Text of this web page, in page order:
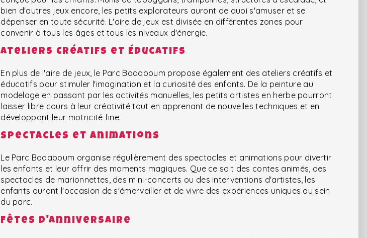
bien d'autres jeux encore, les petits explorateurs auront de quoi s'amuser et se
dépenser en toute sécurité. L'aire de jeux est divisée en différentes zones pour
convenir à tous les âges et tous les niveaux d'énergie.
Ateliers Créatifs et Éducatifs
En plus de l'aire de jeux, le Parc Badaboum propose également des ateliers créatifs et
éducatifs pour stimuler l'imagination et la curiosité des enfants. De la peinture au
modelage en passant par les activités manuelles, les petits artistes en herbe pourront
laisser libre cours à leur créativité tout en apprenant de nouvelles techniques et en
développant leur motricité fine.
Spectacles et Animations
Le Parc Badaboum organise régulièrement des spectacles et animations pour divertir
les enfants et leur offrir des moments magiques. Que ce soit des contes animés, des
spectacles de marionnettes, des mini-concerts ou des interventions d'artistes, les
enfants auront l'occasion de s'émerveiller et de vivre des expériences uniques au sein
du parc.
Fêtes d'Anniversaire